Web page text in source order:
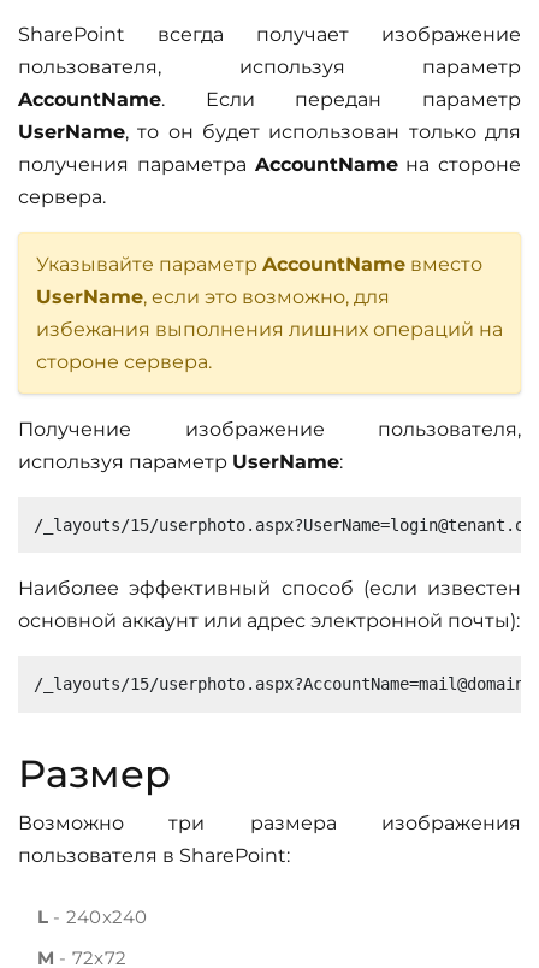
SharePoint всегда получает изображение
пользователя, используя параметр
AccountName. Если передан параметр
UserName, то он будет использован только для
получения параметра AccountNameна стороне
сервера.
Указывайте параметр AccountName вместо
UserName, если это возможно, для
избежания выполнения лишних операций на
стороне сервера.
Получение изображение пользователя,
используя параметр UserName:
Наиболее эффективный способ (если известен
основной аккаунт или адрес электронной почты):
Размер
Возможно три размера изображения
пользователя в SharePoint:
L - 240x240
M - 72x72